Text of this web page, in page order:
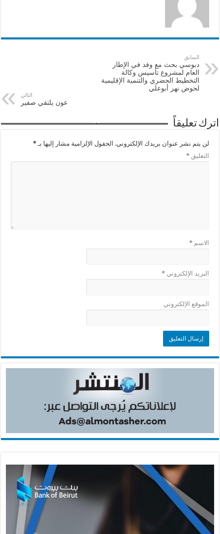
السابق
دبوسي بحث مع وفد في الإطار
العام لمشروع تأسيس وكالة
التخطيط الحضري والتنمية الإقليمية
لحوض نهر أبوعلي
التالي
عون يلتقي صفير
اترك تعليقاً
لن يتم نشر عنوان بريدك الإلكتروني. الحقول الإلزامية مشار إليها بـ*
التعليق*
الاسم*
البريد الإلكتروني*
الموقع الإلكتروني